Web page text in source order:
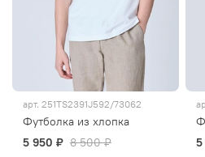
арт. 251TS2391J592/73062
Футболка из хлопка
5 950 ₽ 8 500 ₽